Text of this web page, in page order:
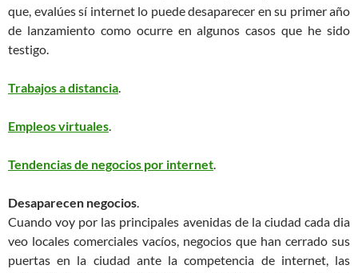
que, evalúes sí internet lo puede desaparecer en su primer año
de lanzamiento como ocurre en algunos casos que he sido
testigo.
Trabajos a distancia.
Empleos virtuales.
Tendencias de negocios por internet.
Desaparecen negocios.
Cuando voy por las principales avenidas de la ciudad cada dia
veo locales comerciales vacíos, negocios que han cerrado sus
puertas en la ciudad ante la competencia de internet, las